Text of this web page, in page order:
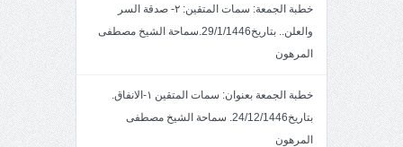
خطبة الجمعة: سمات المتقين: ٢- صدقة السر
والعلن.. بتاريخ29/1/1446.سماحة الشيخ مصطفى
المرهون
خطبة الجمعة بعنوان: سمات المتقين ١-الانفاق.
بتاريخ24/12/1446. سماحة الشيخ مصطفى
المرهون